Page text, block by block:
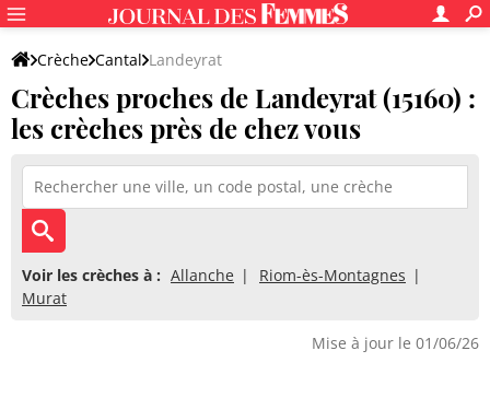
Crèche Cantal Landeyrat
Crèches proches de Landeyrat (15160) :
les crèches près de chez vous
Voir les crèches à : Allanche
Riom-ès-Montagnes
Murat
Mise à jour le 01/06/26